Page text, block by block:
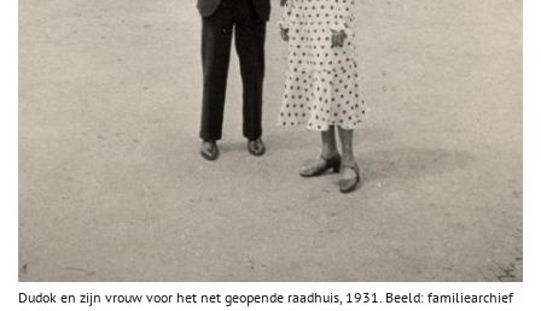
Dudok en zijn vrouw voor het net geopende raadhuis, 1931. Beeld: familiearchief